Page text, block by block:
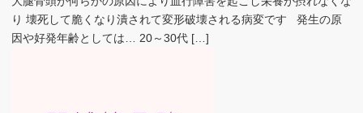
り 壊死して脆くなり潰されて変形破壊される病変です 発生の原
因や好発年齢としては… 20～30代 […]